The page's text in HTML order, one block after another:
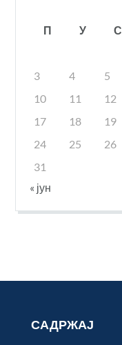
П У С
3
4 5
10
11 12
17
18 19
24
25 26
31
« јун
САДРЖАЈ